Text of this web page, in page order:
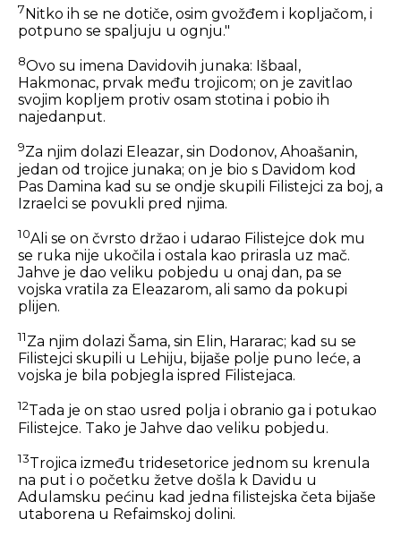
7Nitko ih se ne dotiče, osim gvožđem i kopljačom, i
potpuno se spaljuju u ognju."
8Ovo su imena Davidovih junaka: Išbaal,
Hakmonac, prvak među trojicom; on je zavitlao
svojim kopljem protiv osam stotina i pobio ih
najedanput.
9Za njim dolazi Eleazar, sin Dodonov, Ahoašanin,
jedan od trojice junaka; on je bio s Davidom kod
Pas Damina kad su se ondje skupili Filistejci za boj, a
Izraelci se povukli pred njima.
10Ali se on čvrsto držao i udarao Filistejce dok mu
se ruka nije ukočila i ostala kao prirasla uz mač.
Jahve je dao veliku pobjedu u onaj dan, pa se
vojska vratila za Eleazarom, ali samo da pokupi
plijen.
11Za njim dolazi Šama, sin Elin, Hararac; kad su se
Filistejci skupili u Lehiju, bijaše polje puno leće, a
vojska je bila pobjegla ispred Filistejaca.
12Tada je on stao usred polja i obranio ga i potukao
Filistejce. Tako je Jahve dao veliku pobjedu.
13Trojica između tridesetorice jednom su krenula
na put i o početku žetve došla k Davidu u
Adulamsku pećinu kad jedna filistejska četa bijaše
utaborena u Refaimskoj dolini.